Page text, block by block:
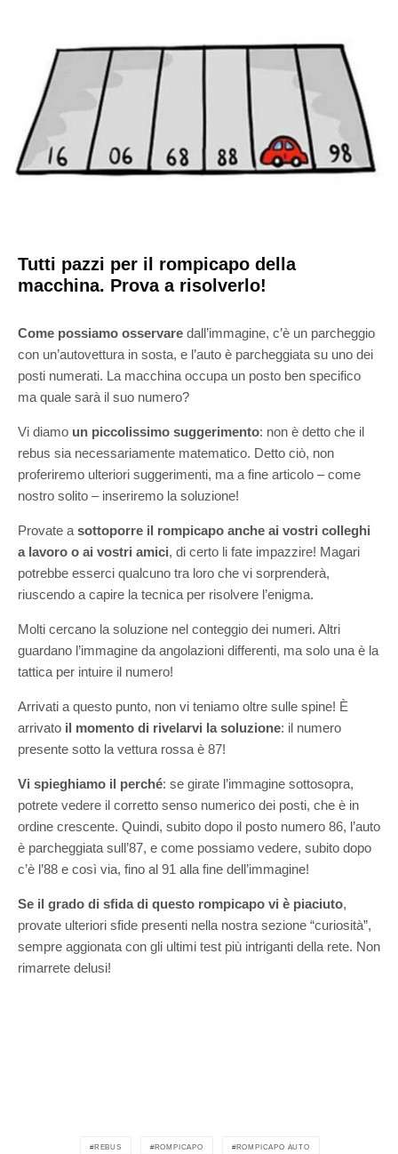
Tutti pazzi per il rompicapo della
macchina. Prova a risolverlo!
Come possiamo osservare dall’immagine, c’è un parcheggio
con un’autovettura in sosta, e l’auto è parcheggiata su uno dei
posti numerati. La macchina occupa un posto ben specifico
ma quale sarà il suo numero?
Vi diamo un piccolissimo suggerimento: non è detto che il
rebus sia necessariamente matematico. Detto ciò, non
proferiremo ulteriori suggerimenti, ma a fine articolo – come
nostro solito – inseriremo la soluzione!
Provate a sottoporre il rompicapo anche ai vostri colleghi
a lavoro o ai vostri amici, di certo li fate impazzire! Magari
potrebbe esserci qualcuno tra loro che vi sorprenderà,
riuscendo a capire la tecnica per risolvere l’enigma.
Molti cercano la soluzione nel conteggio dei numeri. Altri
guardano l’immagine da angolazioni differenti, ma solo una è la
tattica per intuire il numero!
Arrivati a questo punto, non vi teniamo oltre sulle spine! È
arrivato il momento di rivelarvi la soluzione: il numero
presente sotto la vettura rossa è 87!
Vi spieghiamo il perché: se girate l’immagine sottosopra,
potrete vedere il corretto senso numerico dei posti, che è in
ordine crescente. Quindi, subito dopo il posto numero 86, l’auto
è parcheggiata sull’87, e come possiamo vedere, subito dopo
c’è l’88 e così via, fino al 91 alla fine dell’immagine!
Se il grado di sfida di questo rompicapo vi è piaciuto,
provate ulteriori sfide presenti nella nostra sezione “curiosità”,
sempre aggionata con gli ultimi test più intriganti della rete. Non
rimarrete delusi!
REBUS ROMPICAPO ROMPICAPO AUTO